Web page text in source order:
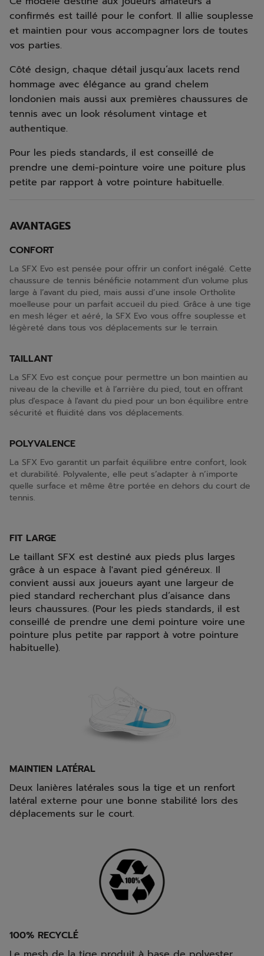
confirmés est taillé pour le confort. Il allie souplesse
et maintien pour vous accompagner lors de toutes
vos parties.
Côté design, chaque détail jusqu’aux lacets rend
hommage avec élégance au grand chelem
londonien mais aussi aux premières chaussures de
tennis avec un look résolument vintage et
authentique.
Pour les pieds standards, il est conseillé de
prendre une demi-pointure voire une poiture plus
petite par rapport à votre pointure habituelle.
AVANTAGES
CONFORT
La SFX Evo est pensée pour offrir un confort inégalé. Cette
chaussure de tennis bénéficie notamment d'un volume plus
large à l’avant du pied, mais aussi d’une insole Ortholite
moelleuse pour un parfait accueil du pied. Grâce à une tige
en mesh léger et aéré, la SFX Evo vous offre souplesse et
légèreté dans tous vos déplacements sur le terrain.
TAILLANT
La SFX Evo est conçue pour permettre un bon maintien au
niveau de la cheville et à l’arrière du pied, tout en offrant
plus d'espace à l'avant du pied pour un bon équilibre entre
sécurité et fluidité dans vos déplacements.
POLYVALENCE
La SFX Evo garantit un parfait équilibre entre confort, look
et durabilité. Polyvalente, elle peut s’adapter à n’importe
quelle surface et même être portée en dehors du court de
tennis.
FIT LARGE
Le taillant SFX est destiné aux pieds plus larges
grâce à un espace à l'avant pied généreux. Il
convient aussi aux joueurs ayant une largeur de
pied standard recherchant plus d’aisance dans
leurs chaussures. (Pour les pieds standards, il est
conseillé de prendre une demi pointure voire une
pointure plus petite par rapport à votre pointure
habituelle).
MAINTIEN LATÉRAL
Deux lanières latérales sous la tige et un renfort
latéral externe pour une bonne stabilité lors des
déplacements sur le court.
100% RECYCLÉ